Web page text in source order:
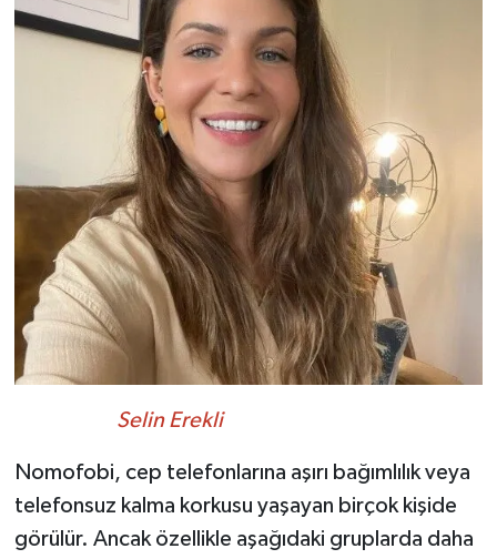
Selin Erekli
Nomofobi, cep telefonlarına aşırı bağımlılık veya
telefonsuz kalma korkusu yaşayan birçok kişide
görülür. Ancak özellikle aşağıdaki gruplarda daha